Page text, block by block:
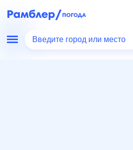
Введите город или место